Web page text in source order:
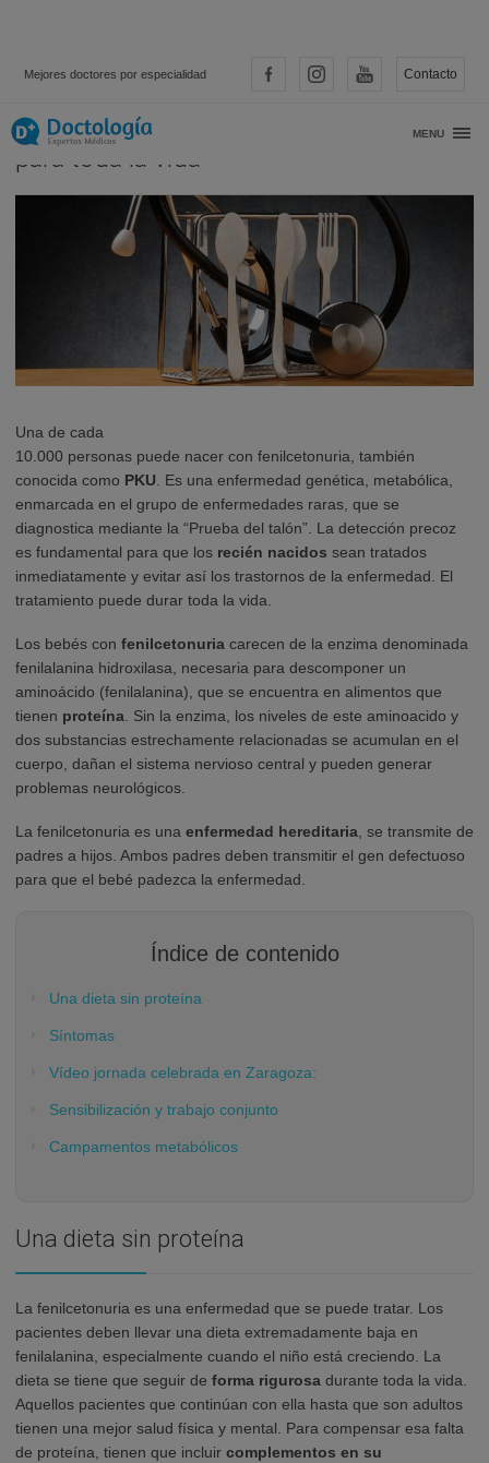
Mejores doctores por especialidad Contacto
MENU
Pacientes con fenilcetonuria, una dieta
para toda la vida
Una de cada
10.000 personas puede nacer con fenilcetonuria, también
conocida como PKU . Es una enfermedad genética, metabólica,
enmarcada en el grupo de enfermedades raras, que se
diagnostica mediante la “Prueba del talón”. La detección precoz
es fundamental para que los recién nacidos sean tratados
inmediatamente y evitar así los trastornos de la enfermedad. El
tratamiento puede durar toda la vida.
Los bebés con fenilcetonuria carecen de la enzima denominada
fenilalanina hidroxilasa, necesaria para descomponer un
aminoácido (fenilalanina), que se encuentra en alimentos que
tienen proteína . Sin la enzima, los niveles de este aminoacido y
dos substancias estrechamente relacionadas se acumulan en el
cuerpo, dañan el sistema nervioso central y pueden generar
problemas neurológicos.
La fenilcetonuria es una enfermedad hereditaria , se transmite de
padres a hijos. Ambos padres deben transmitir el gen defectuoso
para que el bebé padezca la enfermedad.
Índice de contenido
Una dieta sin proteína
Síntomas
Vídeo jornada celebrada en Zaragoza:
Sensibilización y trabajo conjunto
Campamentos metabólicos
Una dieta sin proteína
La fenilcetonuria es una enfermedad que se puede tratar. Los
pacientes deben llevar una dieta extremadamente baja en
fenilalanina, especialmente cuando el niño está creciendo. La
dieta se tiene que seguir de forma rigurosa durante toda la vida.
Aquellos pacientes que continúan con ella hasta que son adultos
tienen una mejor salud física y mental. Para compensar esa falta
de proteína, tienen que incluir complementos en su